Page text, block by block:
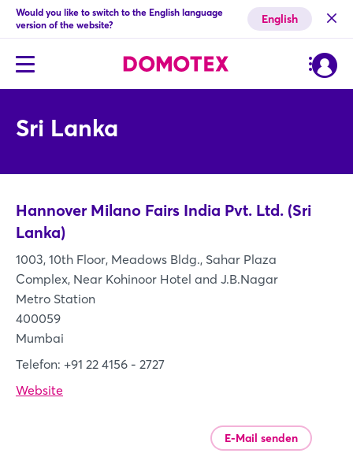
Would you like to switch to the English language
version of the website?
English
Sri Lanka
Hannover Milano Fairs India Pvt. Ltd. (Sri
Lanka)
1003, 10th Floor, Meadows Bldg., Sahar Plaza
Complex, Near Kohinoor Hotel and J.B.Nagar
Metro Station
400059
Mumbai
Telefon: +91 22 4156 - 2727
Website
E-Mail senden